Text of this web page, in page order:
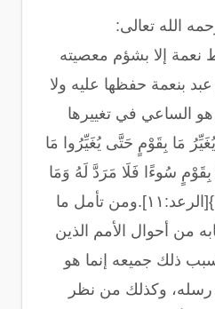
الله تعالى:
إلا بشؤم معصيته
بنعمة حفظها عليه ولا
الساعي في تغييرها
مَا بِقَوْمٍ حَتَّى يُغَيِّرُوا مَا
بِقَوْمٍ سُوءًا فَلَا مَرَدَّ لَهُ وَمَا
لَهُمْ مِنْ دُونِهِ مِنْ وَالٍ }[الرعد:١١].ومن تأمل ما
من أحوال الأمم الذين
ذلك جميعه إنما هو
رسله، وكذلك من نظر